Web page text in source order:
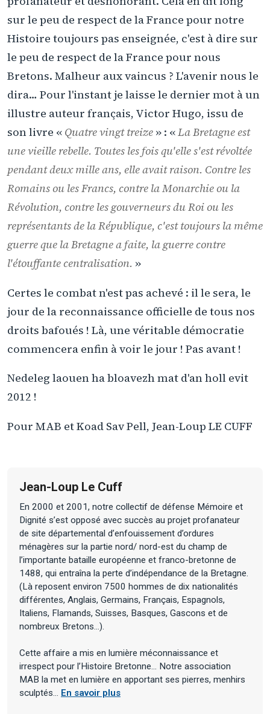
sur le peu de respect de la France pour notre
Histoire toujours pas enseignée, c'est à dire sur
le peu de respect de la France pour nous
Bretons. Malheur aux vaincus ? L'avenir nous le
dira… Pour l'instant je laisse le dernier mot à un
illustre auteur français, Victor Hugo, issu de
son livre « Quatre vingt treize » : «La Bretagne est
une vieille rebelle. Toutes les fois qu'elle s'est révoltée
pendant deux mille ans, elle avait raison. Contre les
Romains ou les Francs, contre la Monarchie ou la
Révolution, contre les gouverneurs du Roi ou les
représentants de la République, c'est toujours la même
guerre que la Bretagne a faite, la guerre contre
l'étouffante centralisation. »
Certes le combat n'est pas achevé : il le sera, le
jour de la reconnaissance officielle de tous nos
droits bafoués ! Là, une véritable démocratie
commencera enfin à voir le jour ! Pas avant !
Nedeleg laouen ha bloavezh mat d'an holl evit
2012 !
Pour MAB et Koad Sav Pell, Jean-Loup LE CUFF
Jean-Loup Le Cuff
En 2000 et 2001, notre collectif de défense Mémoire et
Dignité s’est opposé avec succès au projet profanateur
de site départemental d’enfouissement d’ordures
ménagères sur la partie nord/ nord-est du champ de
l’importante bataille européenne et franco-bretonne de
1488, qui entraîna la perte d’indépendance de la Bretagne.
(Là reposent environ 7500 hommes de dix nationalités
différentes, Anglais, Germains, Français, Espagnols,
Italiens, Flamands, Suisses, Basques, Gascons et de
nombreux Bretons…).
Cette affaire a mis en lumière méconnaissance et
irrespect pour l’Histoire Bretonne... Notre association
MAB la met en lumière en apportant ses pierres, menhirs
sculptés... En savoir plus